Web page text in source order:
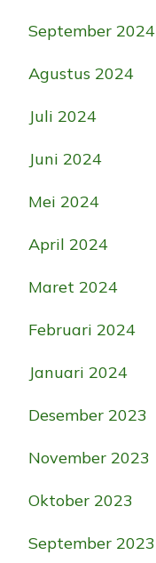
September 2024
Agustus 2024
Juli 2024
Juni 2024
Mei 2024
April 2024
Maret 2024
Februari 2024
Januari 2024
Desember 2023
November 2023
Oktober 2023
September 2023